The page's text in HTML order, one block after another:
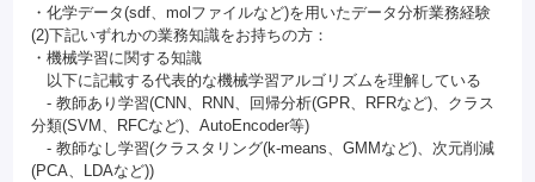
・化学データ(sdf、molファイルなど)を用いたデータ分析業務経験
(2)下記いずれかの業務知識をお持ちの方：
・機械学習に関する知識
以下に記載する代表的な機械学習アルゴリズムを理解している
- 教師あり学習(CNN、RNN、回帰分析(GPR、RFRなど)、クラス
分類(SVM、RFCなど)、AutoEncoder等)
- 教師なし学習(クラスタリング(k-means、GMMなど)、次元削減
(PCA、LDAなど))